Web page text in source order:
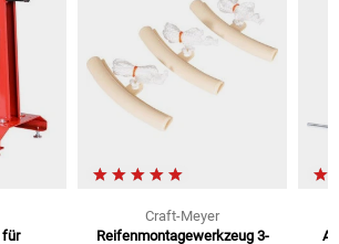
für
Craft-Meyer
Reifenmontagewerkzeug 3-